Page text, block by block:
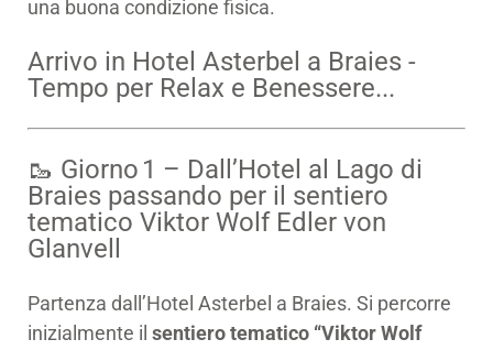
una buona condizione fisica.
Arrivo in Hotel Asterbel a Braies -
Tempo per Relax e Benessere...
🥾 Giorno 1 – Dall’Hotel al Lago di
Braies passando per il sentiero
tematico Viktor Wolf Edler von
Glanvell
Partenza dall’Hotel Asterbel a Braies. Si percorre
inizialmente il sentiero tematico “Viktor Wolf